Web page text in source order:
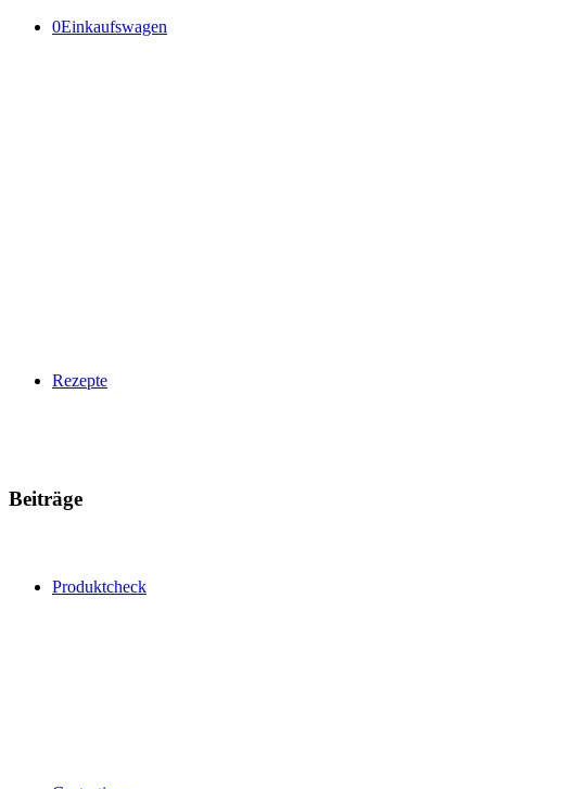
0Einkaufswagen
Rezepte
Produktcheck
Beiträge